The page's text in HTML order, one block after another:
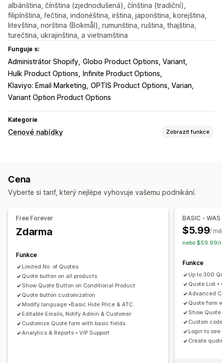
albánština, čínština (zjednodušená), čínština (tradiční),
filipínština, řečtina, indonéština, irština, japonština, korejština,
litevština, norština (Bokmål), rumunština, ruština, thajština,
turečtina, ukrajinština, a vietnamština
Funguje s:
Administrátor Shopify Globo Product Options, Variant
Hulk Product Options
Infinite Product Options
Klaviyo: Email Marketing OPTIS Product Options, Varian
Variant Option Product Options
Kategorie
Cenové nabídky Zobrazit funkce
Žádost o cenovou nabídku
Převod cenové nabídky na objednávku Protinabídky
Vlastní pravidla
Vlastní zobrazení
Faktury Více jazyků
Vlastní odkazy
Nahrání souboru Automaticky otevíraná okna
Notifikace
Upozornění správce Automatické e-mailové odpovědi
E-mailové šablony
Aktualizace cenových nabídek
E-mailová oznámení
Cena
Vyberte si tarif, který nejlépe vyhovuje vašemu podnikání.
Free Forever
Zdarma
Funkce
Limited No. of Quotes
Quote button on all products
Show Quote Button on Conditional Product
Quote button customization
Modify language •Basic Hide Price & ATC
Editable Emails, Notify Admin & Customer
Customize Quote form with basic fields
Analytics & Reports • VIP Support
BASIC -
$5.99/
nebo $59.99/
Funkce
Up to 300
Quote List
Advanced
Quote form
Show
Custom
Login to
Create